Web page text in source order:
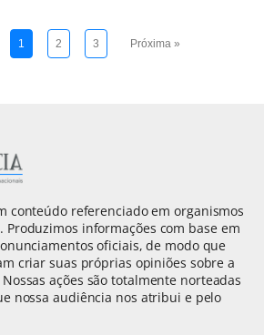
1 2 3 Próxima »
conteúdo referenciado em organismos
informações com base em
oficiais, de modo que
criar suas próprias opiniões sobre a
ações são totalmente norteadas
nossa audiência nos atribui e pelo